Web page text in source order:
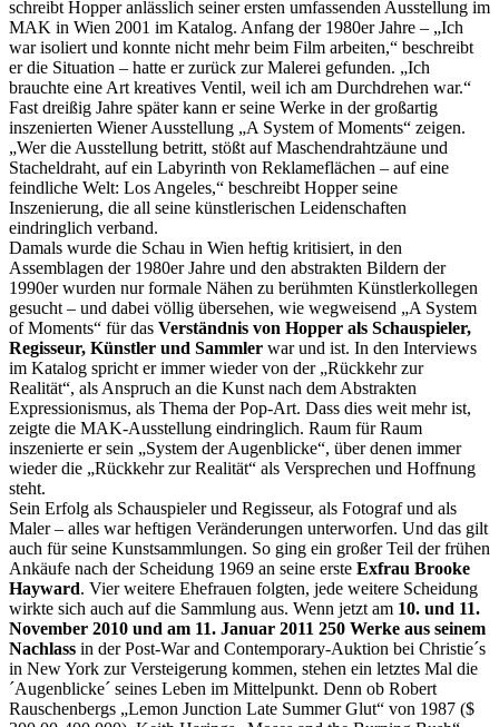
schreibt Hopper anlässlich seiner ersten umfassenden Ausstellung im
MAK in Wien 2001 im Katalog. Anfang der 1980er Jahre – „Ich
war isoliert und konnte nicht mehr beim Film arbeiten,“ beschreibt
er die Situation – hatte er zurück zur Malerei gefunden. „Ich
brauchte eine Art kreatives Ventil, weil ich am Durchdrehen war.“
Fast dreißig Jahre später kann er seine Werke in der großartig
inszenierten Wiener Ausstellung „A System of Moments“ zeigen.
„Wer die Ausstellung betritt, stößt auf Maschendrahtzäune und
Stacheldraht, auf ein Labyrinth von Reklameflächen – auf eine
feindliche Welt: Los Angeles,“ beschreibt Hopper seine
Inszenierung, die all seine künstlerischen Leidenschaften
eindringlich verband.
Damals wurde die Schau in Wien heftig kritisiert, in den
Assemblagen der 1980er Jahre und den abstrakten Bildern der
1990er wurden nur formale Nähen zu berühmten Künstlerkollegen
gesucht – und dabei völlig übersehen, wie wegweisend „A System
of Moments“ für das Verständnis von Hopper als Schauspieler,
Regisseur, Künstler und Sammler war und ist. In den Interviews
im Katalog spricht er immer wieder von der „Rückkehr zur
Realität“, als Anspruch an die Kunst nach dem Abstrakten
Expressionismus, als Thema der Pop-Art. Dass dies weit mehr ist,
zeigte die MAK-Ausstellung eindringlich. Raum für Raum
inszenierte er sein „System der Augenblicke“, über denen immer
wieder die „Rückkehr zur Realität“ als Versprechen und Hoffnung
steht.
Sein Erfolg als Schauspieler und Regisseur, als Fotograf und als
Maler – alles war heftigen Veränderungen unterworfen. Und das gilt
auch für seine Kunstsammlungen. So ging ein großer Teil der frühen
Ankäufe nach der Scheidung 1969 an seine erste Exfrau Brooke
Hayward. Vier weitere Ehefrauen folgten, jede weitere Scheidung
wirkte sich auch auf die Sammlung aus. Wenn jetzt am 10. und 11.
November 2010 und am 11. Januar 2011 250 Werke aus seinem
Nachlass in der Post-War and Contemporary-Auktion bei Christie´s
in New York zur Versteigerung kommen, stehen ein letztes Mal die
´Augenblicke´ seines Leben im Mittelpunkt. Denn ob Robert
Rauschenbergs „Lemon Junction Late Summer Glut“ von 1987 ($